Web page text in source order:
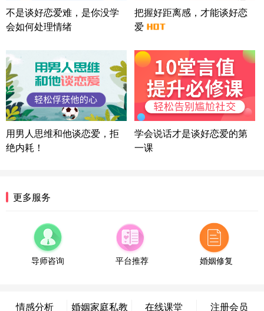
微信用户 Liberty 通过此页面咨询，已获得专属情感
方案
广东-广州 188****5632
湖北-武汉 135****7410
41分钟前
微信用户 困困魚? 通过此页面咨询，已获得专属情感
方案
陕西-西安 139****6283
3分钟前
情感方案
浙江-宁波 150****8921
福建-厦门 159****4462
53分钟前
微信用户 凌乱小羊 通过此页面咨询，已获得专属情
不是谈好恋爱难，是你没学
会如何处理情绪
把握好距离感，才能谈好恋
爱
用男人思维和他谈恋爱，拒
绝内耗！
学会说话才是谈好恋爱的第
一课
更多服务
导师咨询 平台推荐 婚姻修复
情感分析 婚姻家庭私教 在线课堂 注册会员